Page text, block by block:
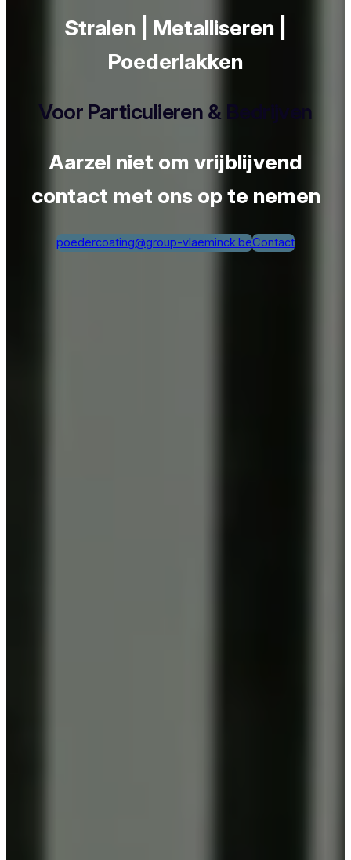
Stralen | Metalliseren |
Poederlakken
Voor Particulieren & Bedrijven
Aarzel niet om vrijblijvend
contact met ons op te nemen
poedercoating@group-vlaeminck.beContact